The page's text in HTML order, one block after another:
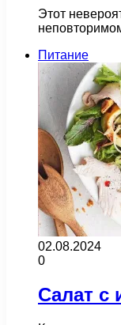
Этот
Питание
02.08.2024
0
Салат с